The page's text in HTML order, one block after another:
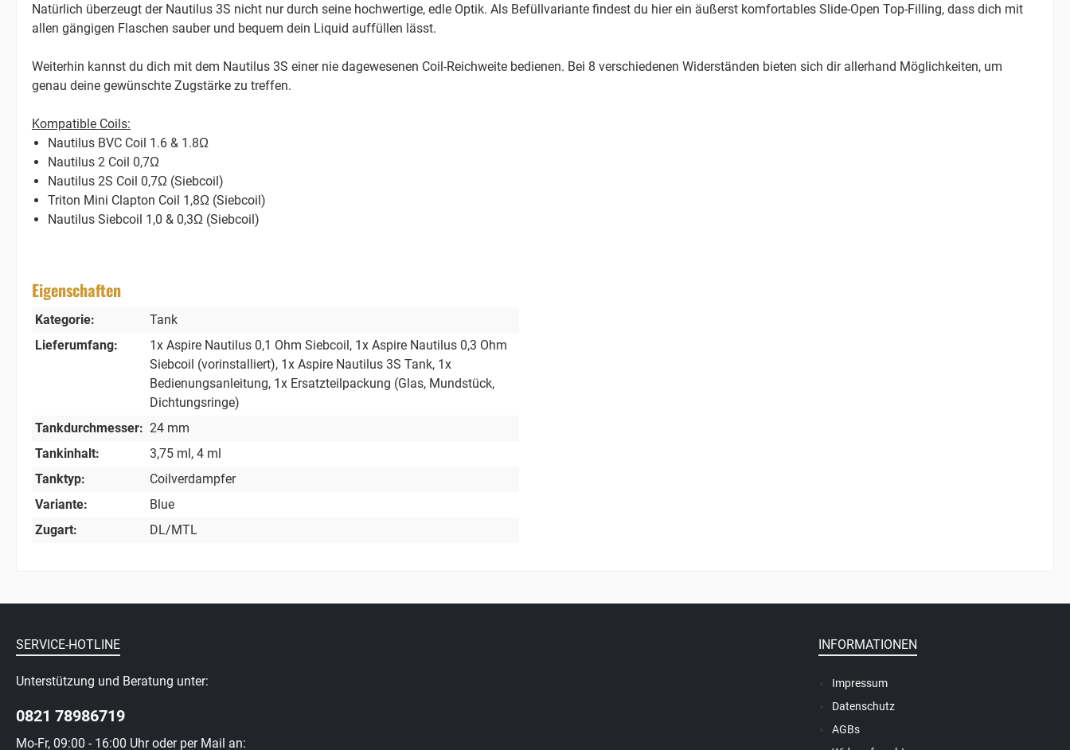
Natürlich überzeugt der Nautilus 3S nicht nur durch seine hochwertige, edle Optik. Als Befüllvariante findest du hier ein äußerst komfortables Slide-Open Top-Filling, dass dich mit
allen gängigen Flaschen sauber und bequem dein Liquid auffüllen lässt.
Weiterhin kannst du dich mit dem Nautilus 3S einer nie dagewesenen Coil-Reichweite bedienen. Bei 8 verschiedenen Widerständen bieten sich dir allerhand Möglichkeiten, um
genau deine gewünschte Zugstärke zu treffen.
Kompatible Coils:
Nautilus BVC Coil 1.6 & 1.8Ω
Nautilus 2 Coil 0,7Ω
Nautilus 2S Coil 0,7Ω (Siebcoil)
Triton Mini Clapton Coil 1,8Ω (Siebcoil)
Nautilus Siebcoil 1,0 & 0,3Ω (Siebcoil)
Eigenschaften
Kategorie:
Tank
Lieferumfang:
1x Aspire Nautilus 0,1 Ohm Siebcoil, 1x Aspire Nautilus 0,3 Ohm
Siebcoil (vorinstalliert), 1x Aspire Nautilus 3S Tank, 1x
Bedienungsanleitung, 1x Ersatzteilpackung (Glas, Mundstück,
Dichtungsringe)
Tankdurchmesser: 24 mm
Tankinhalt:
3,75 ml, 4 ml
Tanktyp:
Coilverdampfer
Variante:
Blue
Zugart:
DL/MTL
SERVICE-HOTLINE
Unterstützung und Beratung unter:
0821 78986719
Mo-Fr, 09:00 - 16:00 Uhr oder per Mail an:
INFORMATIONEN
Impressum
Datenschutz
AGBs